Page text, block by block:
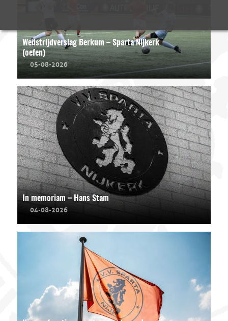
Wedstrijdverslag Berkum – Sparta Nijkerk
(oefen)
05-08-2026
In memoriam – Hans Stam
04-08-2026